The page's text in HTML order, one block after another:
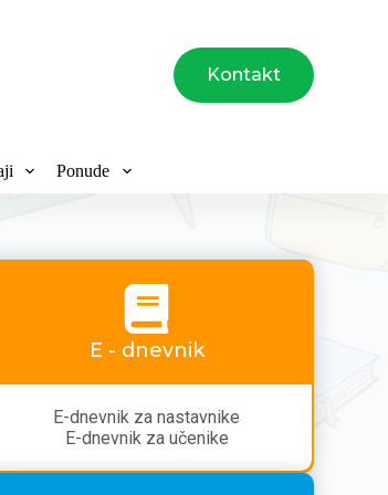
Kontakt
Ponude
E - dnevnik
E-dnevnik za nastavnike
E-dnevnik za učenike